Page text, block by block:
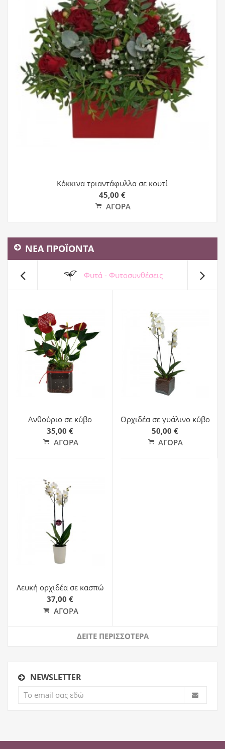
Κόκκινα τριαντάφυλλα σε κουτί
45,00 €
ΑΓΟΡΆ
ΝΕΑ ΠΡΟΪΟΝΤΑ
Φυτά - Φυτοσυνθέσεις
Ανθούριο σε κύβο
35,00 €
ΑΓΟΡΆ
Ορχιδέα σε γυάλινο κύβο
50,00 €
ΑΓΟΡΆ
Λευκή ορχιδέα σε κασπώ
37,00 €
ΑΓΟΡΆ
NEWSLETTER